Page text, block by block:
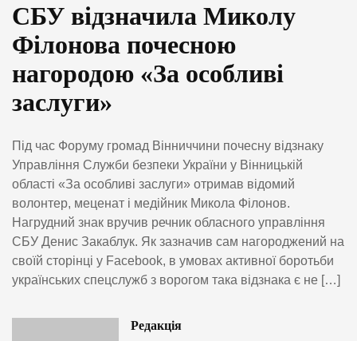
СБУ відзначила Миколу
Філонова почесною
нагородою «За особливі
заслуги»
Під час Форуму громад Вінниччини почесну відзнаку
Управління Служби безпеки України у Вінницькій
області «За особливі заслуги» отримав відомий
волонтер, меценат і медійник Микола Філонов.
Нагрудний знак вручив речник обласного управління
СБУ Денис Закаблук. Як зазначив сам нагороджений на
своїй сторінці у Facebook, в умовах активної боротьби
українських спецслужб з ворогом така відзнака є не […]
Редакція